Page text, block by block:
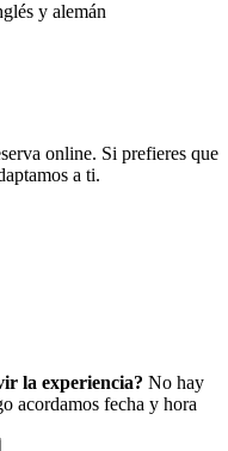
y alemán
online. Si prefieres que
a ti.
la experiencia? No hay
acordamos fecha y hora